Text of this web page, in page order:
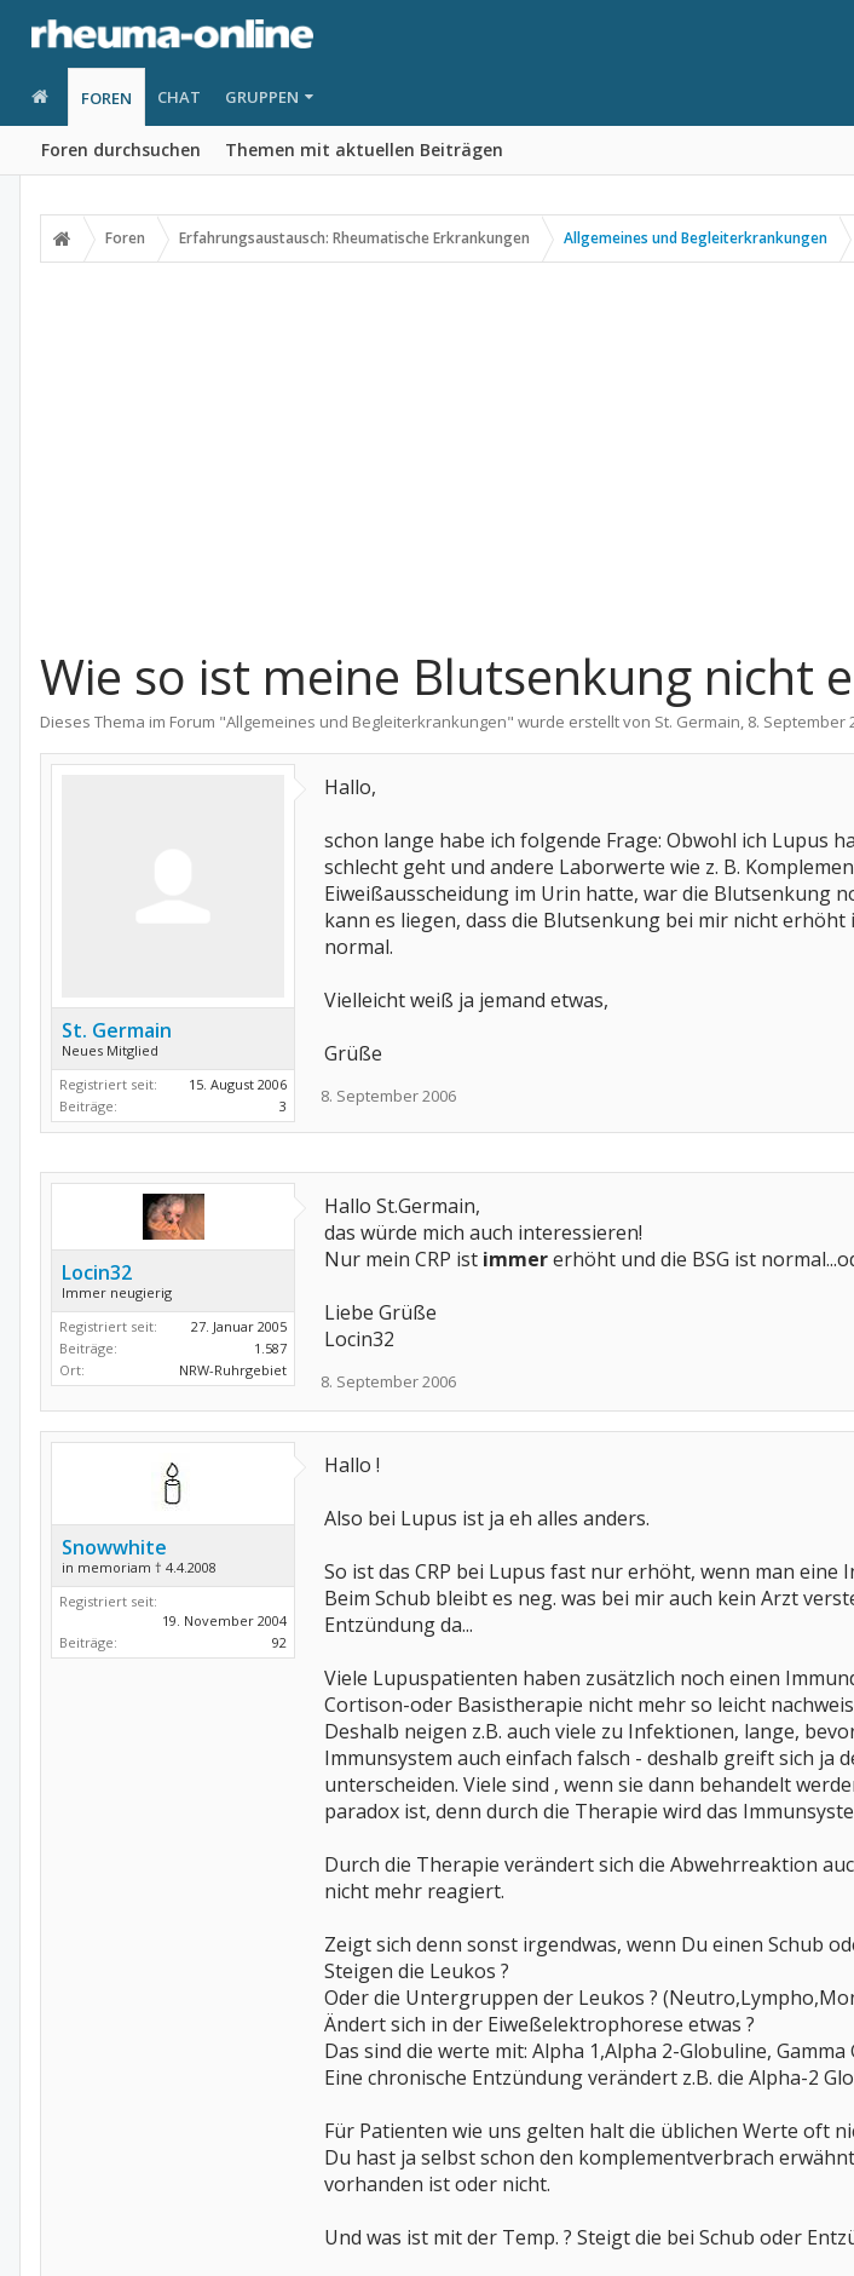
FOREN
Foren durchsuchen Themen mit aktuellen Beiträgen
CHAT GRUPPEN
Foren Erfahrungsaustausch: Rheumatische Erkrankungen Allgemeines und Begleiterkrankungen
Wie so ist meine Blutsenkung nicht
Dieses Thema im Forum "Allgemeines und Begleiterkrankungen" wurde erstellt von St. Germain, 8. September
St. Germain
Neues Mitglied
Registriert seit:
15. August 2006
Beiträge:
3
Hallo,
schon lange habe ich folgende Frage: Obwohl ich Lupus
schlecht geht und andere Laborwerte wie z. B.
Eiweißausscheidung im Urin hatte, war die Blutsenkung
kann es liegen, dass die Blutsenkung bei mir nicht
normal.
Vielleicht weiß ja jemand etwas,
Grüße
8. September 2006
Locin32
Immer neugierig
Registriert seit:
27. Januar 2005
Beiträge:
1.587
Ort:
NRW-Ruhrgebiet
Hallo St.Germain,
das würde mich auch interessieren!
Nur mein CRP ist immererhöht und die BSG ist
Liebe Grüße
Locin32
8. September 2006
Snowwhite
in memoriam † 4.4.2008
Registriert seit:
19. November 2004
Beiträge:
92
Hallo !
Also bei Lupus ist ja eh alles anders.
So ist das CRP bei Lupus fast nur erhöht, wenn man eine
Beim Schub bleibt es neg. was bei mir auch kein Arzt
Entzündung da...
Viele Lupuspatienten haben zusätzlich noch einen
Cortison-oder Basistherapie nicht mehr so leicht
Deshalb neigen z.B. auch viele zu Infektionen, lange,
Immunsystem auch einfach falsch - deshalb greift sich
unterscheiden. Viele sind , wenn sie dann behandelt
paradox ist, denn durch die Therapie wird das
Durch die Therapie verändert sich die Abwehrreaktion
nicht mehr reagiert.
Zeigt sich denn sonst irgendwas, wenn Du einen Schub
Steigen die Leukos ?
Oder die Untergruppen der Leukos ?
Ändert sich in der Eiweßelektrophorese etwas ?
Das sind die werte mit: Alpha 1,Alpha 2-Globuline, Gamma
Eine chronische Entzündung verändert z.B. die Alpha-2
Für Patienten wie uns gelten halt die üblichen Werte oft
Du hast ja selbst schon den komplementverbrach
vorhanden ist oder nicht.
Und was ist mit der Temp. ? Steigt die bei Schub oder